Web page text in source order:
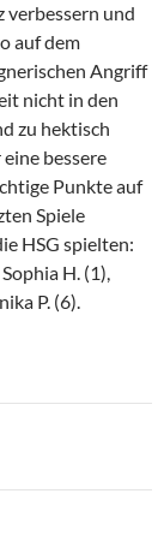
verbessern und
auf dem
Angriff
nicht in den
zu hektisch
bessere
Punkte auf
Spiele
HSG spielten:
H. (1),
P. (6).